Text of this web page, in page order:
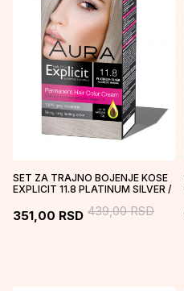
SET ZA TRAJNO BOJENJE KOSE
EXPLICIT 11.8 PLATINUM SILVER /
351,00 RSD 439,00RSD